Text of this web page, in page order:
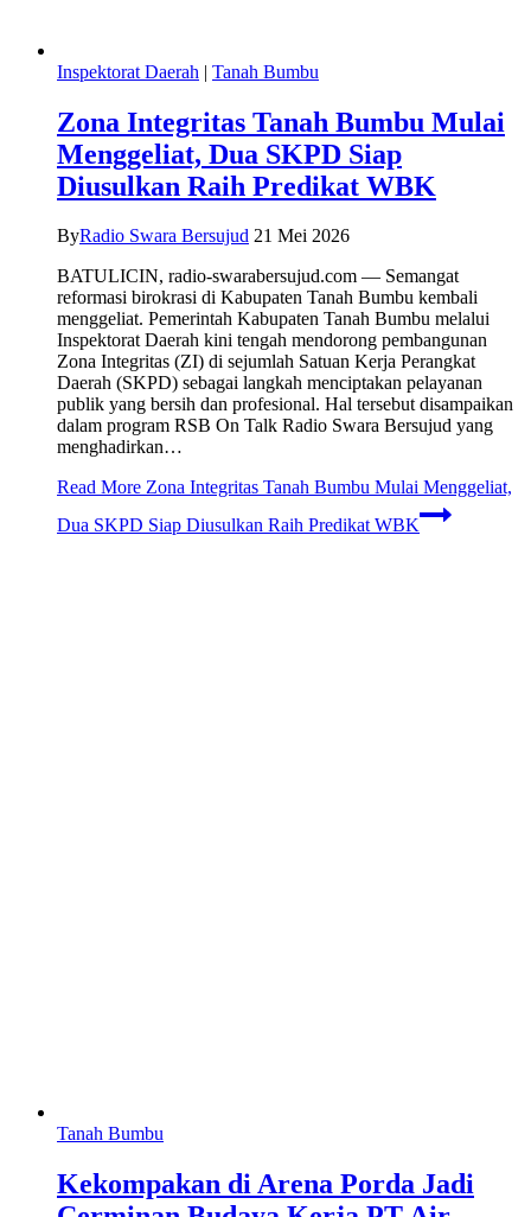
Inspektorat Daerah | Tanah Bumbu
Zona Integritas Tanah Bumbu Mulai
Menggeliat, Dua SKPD Siap
Diusulkan Raih Predikat WBK
ByRadio Swara Bersujud 21 Mei 2026
BATULICIN, radio-swarabersujud.com — Semangat
reformasi birokrasi di Kabupaten Tanah Bumbu kembali
menggeliat. Pemerintah Kabupaten Tanah Bumbu melalui
Inspektorat Daerah kini tengah mendorong pembangunan
Zona Integritas (ZI) di sejumlah Satuan Kerja Perangkat
Daerah (SKPD) sebagai langkah menciptakan pelayanan
publik yang bersih dan profesional. Hal tersebut disampaikan
dalam program RSB On Talk Radio Swara Bersujud yang
menghadirkan…
Read More Zona Integritas Tanah Bumbu Mulai Menggeliat,
Dua SKPD Siap Diusulkan Raih Predikat WBK
Tanah Bumbu
Kekompakan di Arena Porda Jadi